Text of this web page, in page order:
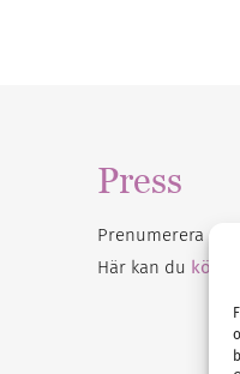
Press
Prenumerera på
Här kan du köpa